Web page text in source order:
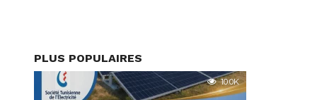
PLUS POPULAIRES
10.0K